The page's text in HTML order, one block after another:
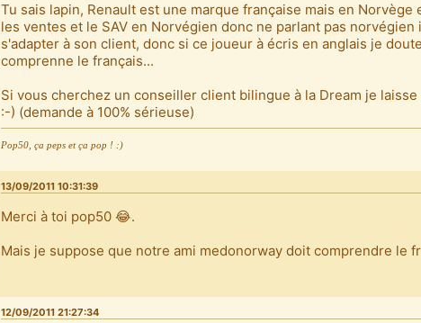
Tu sais lapin, Renault est une marque française mais en Norvège
les ventes et le SAV en Norvégien donc ne parlant pas norvégien
s'adapter à son client, donc si ce joueur à écris en anglais je
comprenne le français...
Si vous cherchez un conseiller client bilingue à la Dream je laisse
:-) (demande à 100% sérieuse)
Pop50, ça peps et ça pop ! :)
13/09/2011 10:31:39
Merci à toi pop50 😂.
Mais je suppose que notre ami medonorway doit comprendre le
12/09/2011 21:27:34